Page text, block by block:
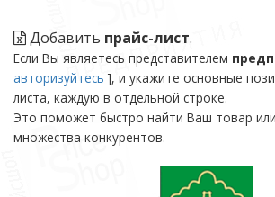
Добавить прайс-лист.
Если Вы являетесь представителем
авторизуйтесь ], и укажите основные
листа, каждую в отдельной строке.
Это поможет быстро найти Ваш товар или
множества конкурентов.